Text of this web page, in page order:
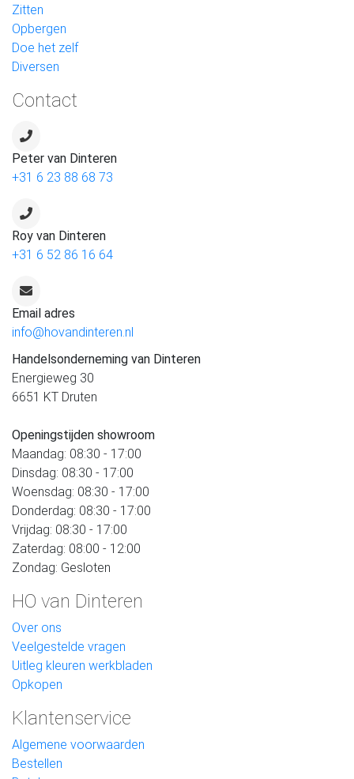
Zitten
Opbergen
Doe het zelf
Diversen
Contact
Peter van Dinteren
+31 6 23 88 68 73
Roy van Dinteren
+31 6 52 86 16 64
Email adres
info@hovandinteren.nl
Handelsonderneming van Dinteren
Energieweg 30
6651 KT Druten
Openingstijden showroom
Maandag: 08:30 - 17:00
Dinsdag: 08:30 - 17:00
Woensdag: 08:30 - 17:00
Donderdag: 08:30 - 17:00
Vrijdag: 08:30 - 17:00
Zaterdag: 08:00 - 12:00
Zondag: Gesloten
HO van Dinteren
Over ons
Veelgestelde vragen
Uitleg kleuren werkbladen
Opkopen
Klantenservice
Algemene voorwaarden
Bestellen